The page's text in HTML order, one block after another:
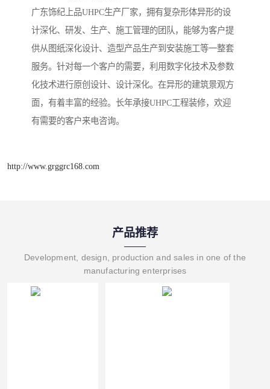
广东饰纪上品UHPC生产厂家，拥有复杂形体异形的设
计深化、研发、生产、施工管理的团队，能够为客户提
供从图纸深化设计、造型产品生产到安装施工等一整套
服务。针对每一个客户的需要，利用数字化技术及参数
化技术进行原创设计、设计深化。在异形的建筑景观方
面，有着丰富的经验。长年承接UHPC工程装修，欢迎
有需要的客户来电咨询。
http://www.grggrc168.com
产品推荐
Development, design, production and sales in one of the
manufacturing enterprises